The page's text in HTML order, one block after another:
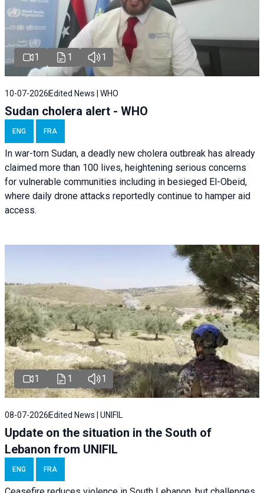
1 1 1
10-07-2026 Edited News | WHO
Sudan cholera alert - WHO
ENG FRA
In war-torn Sudan, a deadly new cholera outbreak has already
claimed more than 100 lives, heightening serious concerns
for vulnerable communities including in besieged El-Obeid,
where daily drone attacks reportedly continue to hamper aid
access.
1 1 1
08-07-2026 Edited News | UNIFIL
Update on the situation in the South of
Lebanon from UNIFIL
ENG FRA